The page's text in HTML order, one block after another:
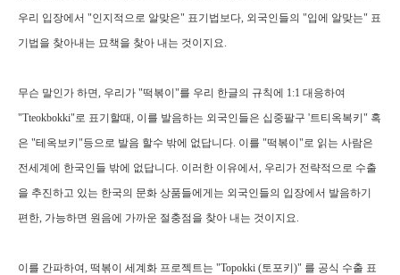
우리 입장에서 "인지적으로 알맞은" 표기법보다, 외국인들의 "입에 알맞는" 표
기법을 찾아내는 묘책을 찾아 내는 것이지요.
무슨 말인가 하면, 우리가 "떡볶이 "를 우리 한글의 규칙에 1:1 대응하여
"Tteokbokki"로 표기할때, 이를 발음하는 외국인들은 십중팔구 '트티옥복키 " 혹
은 "테옥보키 "등으로 발음 할수 밖에 없답니다. 이를 "떡볶이 "로 읽는 사람은
전세계에 한국인들 밖에 없답니다. 이러한 이유에서, 우리가 전략적으로 수출
을 추진하고 있는 한국의 문화 상품들에게는 외국인들의 입장에서 발음하기
편한, 가능하면 원음에 가까운 절충점을 찾아 내는 것이지요.
이를 간파하여, 떡볶이 세계화 프로젝트는 "Topokki (토포키 )" 를 공식 수출 표